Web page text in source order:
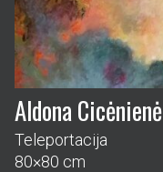
Aldona Cicėnienė
Teleportacija
80×80 cm